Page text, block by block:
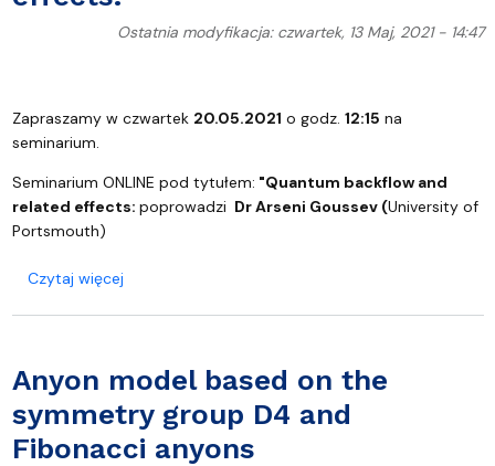
Ostatnia modyfikacja: czwartek, 13 Maj, 2021 - 14:47
Zapraszamy w czwartek 20.05.2021 o godz. 12:15 na
seminarium.
Seminarium ONLINE pod tytułem: "Quantum backflow and
related effects: poprowadzi Dr Arseni Goussev (University of
Portsmouth)
Czytaj więcejo Quantum backflow and related effects.
Anyon model based on the
symmetry group D4 and
Fibonacci anyons